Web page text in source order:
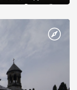
Василю ІІ, та
християнином.
Таврійського